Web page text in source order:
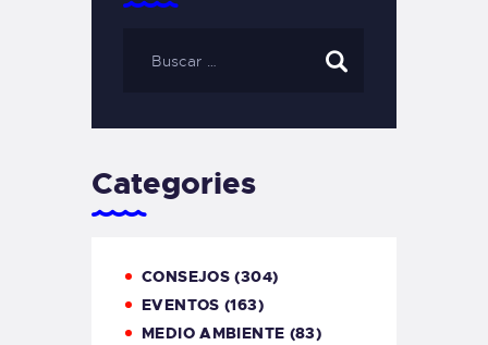
Categories
CONSEJOS (304)
EVENTOS (163)
MEDIO AMBIENTE (83)